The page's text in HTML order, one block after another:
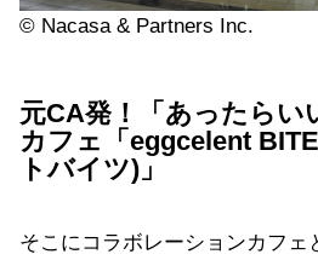
© Nacasa & Partners Inc.
元CA発！「あったらい
カフェ「eggcelent
トバイツ)」
そこにコラボレーションカフェ